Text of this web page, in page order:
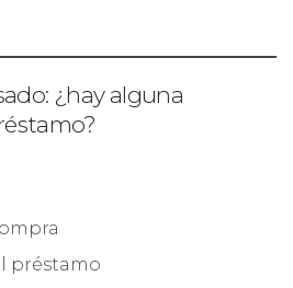
¿hay alguna
préstamo